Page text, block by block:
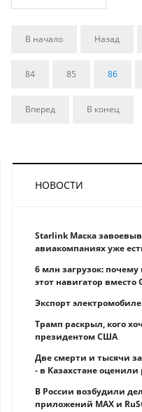
В начало Назад
84 85 86
Вперед В конец
НОВОСТИ
Starlink Маска
авиакомпаниях уже
6 млн загрузок:
этот навигатор вместо
Экспорт
Трамп раскрыл, кого
президентом США
Две смерти и тысячи
- в Казахстане
В России возбудили
приложений MAX и